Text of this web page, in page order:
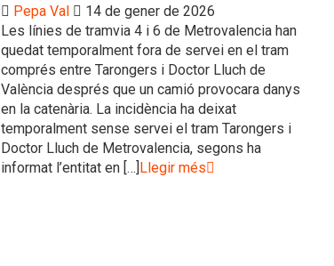
Pepa Val
14 de gener de 2026
Les línies de tramvia 4 i 6 de Metrovalencia han
quedat temporalment fora de servei en el tram
comprés entre Tarongers i Doctor Lluch de
València després que un camió provocara danys
en la catenària. La incidència ha deixat
temporalment sense servei el tram Tarongers i
Doctor Lluch de Metrovalencia, segons ha
informat l’entitat en […]Llegir més